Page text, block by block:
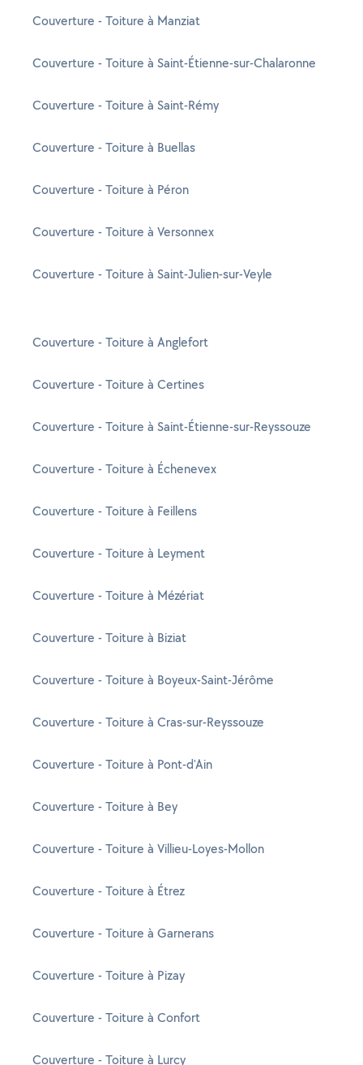
Couverture - Toiture à Manziat
Couverture - Toiture à Saint-Étienne-sur-Chalaronne
Couverture - Toiture à Saint-Rémy
Couverture - Toiture à Buellas
Couverture - Toiture à Péron
Couverture - Toiture à Versonnex
Couverture - Toiture à Saint-Julien-sur-Veyle
Couverture - Toiture à Anglefort
Couverture - Toiture à Certines
Couverture - Toiture à Saint-Étienne-sur-Reyssouze
Couverture - Toiture à Échenevex
Couverture - Toiture à Feillens
Couverture - Toiture à Leyment
Couverture - Toiture à Mézériat
Couverture - Toiture à Biziat
Couverture - Toiture à Boyeux-Saint-Jérôme
Couverture - Toiture à Cras-sur-Reyssouze
Couverture - Toiture à Pont-d'Ain
Couverture - Toiture à Bey
Couverture - Toiture à Villieu-Loyes-Mollon
Couverture - Toiture à Étrez
Couverture - Toiture à Garnerans
Couverture - Toiture à Pizay
Couverture - Toiture à Confort
Couverture - Toiture à Lurcy